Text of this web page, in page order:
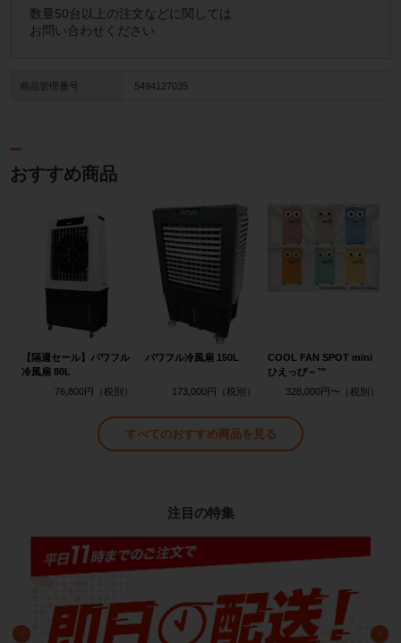
数量50台以上の注文などに関しては
お問い合わせください
商品管理番号 5494127035
おすすめ商品
【隔週セール】パワフル
冷風扇 80L
76,800円
パワフル冷風扇 150L
173,000円
COOL FAN SPOT mini
ひえっぴ～™
328,000円〜
すべてのおすすめ商品を見る
注目の特集